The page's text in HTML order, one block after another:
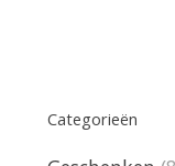
Categorieën